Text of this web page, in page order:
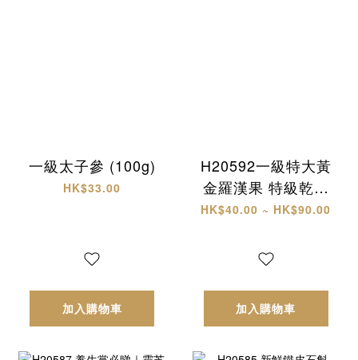
一級太子參 (100g)
HK$33.00
加入購物車
H20592一級特大黃
金羅漢果 特級乾椰
片
HK$40.00 ~ HK$90.00
加入購物車